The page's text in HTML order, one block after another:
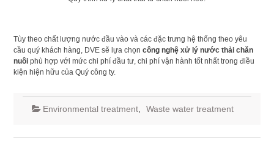
Tùy theo chất lượng nước đầu vào và các đặc trưng hệ thống theo yêu
cầu quý khách hàng, DVE sẽ lựa chọn công nghệ xử lý nước thải chăn
nuôiphù hợp với mức chi phí đầu tư, chi phí vận hành tốt nhất trong điều
kiện hiện hữu của Quý công ty.
Environmental treatment, Waste water treatment